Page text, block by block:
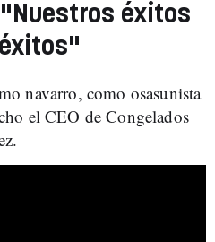
éxitos
navarro, como osasunista
el CEO de Congelados